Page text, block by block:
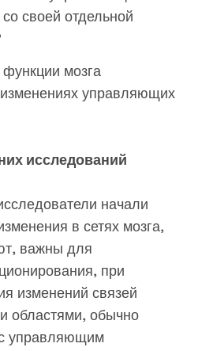
своей отдельной
мозга
управляющих
исследований
начали
в сетях мозга,
важны для
при
изменений связей
областями, обычно
управляющим